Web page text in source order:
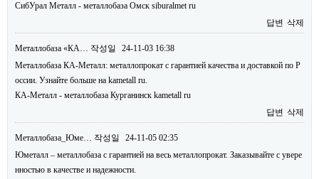
СибУрал Металл - металлобаза Омск siburalmet ru
답변 삭제
Металлобаза «КА… 작성일
24-11-03 16:38
Металлобаза КА-Металл: металлопрокат с гарантией качества и доставкой по Р
оссии. Узнайте больше на kametall ru.
КА-Металл - металлобаза Курганинск kametall ru
답변 삭제
Металлобаза_Юме… 작성일
24-11-05 02:35
Юметалл – металлобаза с гарантией на весь металлопрокат. Заказывайте с увере
нностью в качестве и надежности.